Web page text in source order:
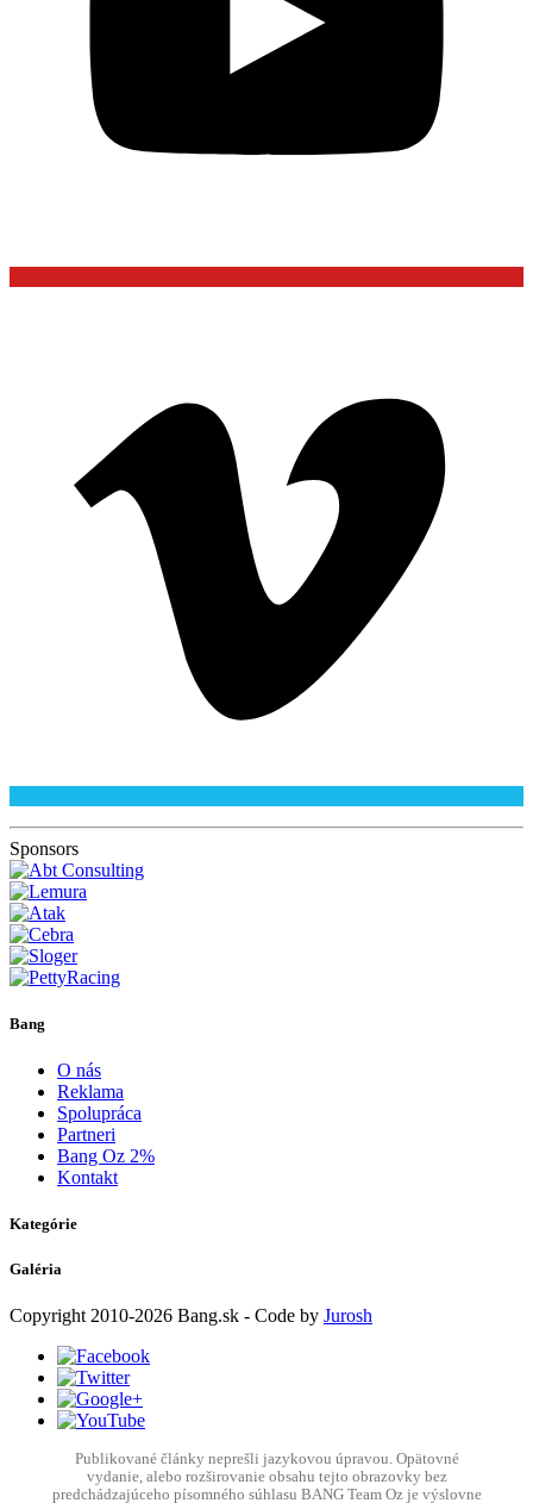
Sponsors
Bang
O nás
Reklama
Spolupráca
Partneri
Bang Oz 2%
Kontakt
Kategórie
Galéria
Copyright 2010-2026 Bang.sk - Code by Jurosh
Publikované články neprešli jazykovou úpravou. Opätovné
vydanie, alebo rozširovanie obsahu tejto obrazovky bez
predchádzajúceho písomného súhlasu BANG Team Oz je výslovne